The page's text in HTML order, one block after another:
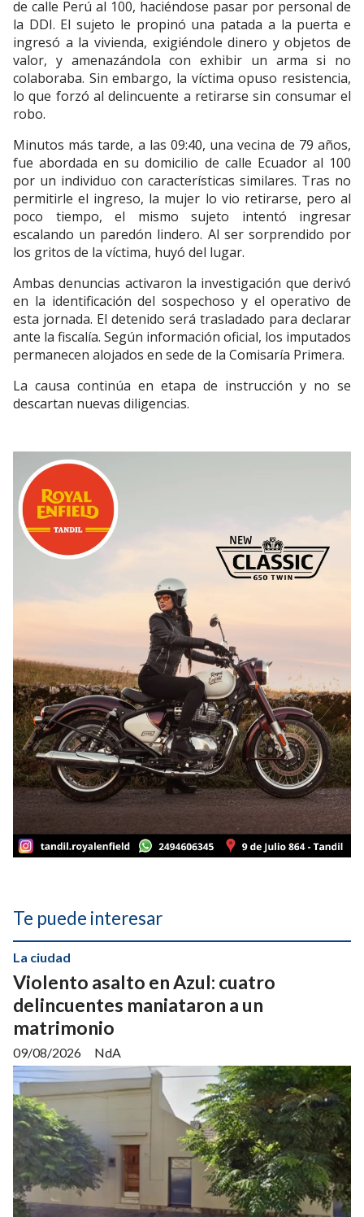
de calle Perú al 100, haciéndose pasar por personal de
la DDI. El sujeto le propinó una patada a la puerta e
ingresó a la vivienda, exigiéndole dinero y objetos de
valor, y amenazándola con exhibir un arma si no
colaboraba. Sin embargo, la víctima opuso resistencia,
lo que forzó al delincuente a retirarse sin consumar el
robo.
Minutos más tarde, a las 09:40, una vecina de 79 años,
fue abordada en su domicilio de calle Ecuador al 100
por un individuo con características similares. Tras no
permitirle el ingreso, la mujer lo vio retirarse, pero al
poco tiempo, el mismo sujeto intentó ingresar
escalando un paredón lindero. Al ser sorprendido por
los gritos de la víctima, huyó del lugar.
Ambas denuncias activaron la investigación que derivó
en la identificación del sospechoso y el operativo de
esta jornada. El detenido será trasladado para declarar
ante la fiscalía. Según información oficial, los imputados
permanecen alojados en sede de la Comisaría Primera.
La causa continúa en etapa de instrucción y no se
descartan nuevas diligencias.
Te puede interesar
Violento asalto en Azul: cuatro
delincuentes maniataron a un
matrimonio
NdA
La ciudad
09/08/2026